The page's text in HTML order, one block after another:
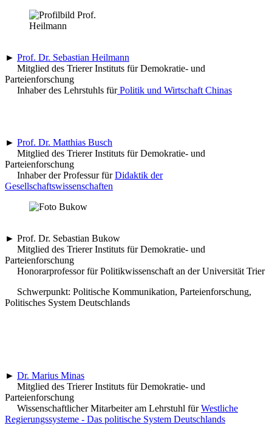
► Prof. Dr. Sebastian Heilmann
Mitglied des Trierer Instituts für Demokratie- und
Parteienforschung
Inhaber des Lehrstuhls fürPolitik und Wirtschaft Chinas
► Prof. Dr. Matthias Busch
Mitglied des Trierer Instituts für Demokratie- und
Parteienforschung
Inhaber der Professur fürDidaktik der
Gesellschaftswissenschaften
► Prof. Dr. Sebastian Bukow
Mitglied des Trierer Instituts für Demokratie- und
Parteienforschung
Honorarprofessor für Politikwissenschaft an der Universität Trier
Schwerpunkt: Politische Kommunikation, Parteienforschung,
Politisches System Deutschlands
► Dr. Marius Minas
Mitglied des Trierer Instituts für Demokratie- und
Parteienforschung
Wissenschaftlicher Mitarbeiter am Lehrstuhl fürWestliche
Regierungssysteme - Das politische System Deutschlands